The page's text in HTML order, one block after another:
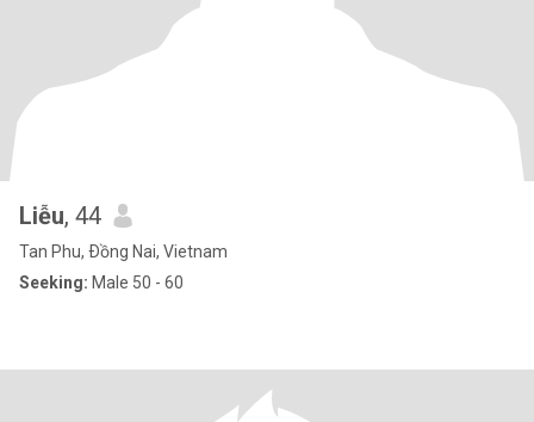
Liễu, 44
Tan Phu, Ðồng Nai, Vietnam
Seeking: Male 50 - 60